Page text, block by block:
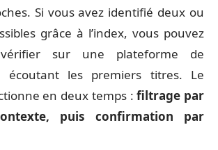
Si vous avez identifié deux ou
grâce à l’index, vous pouvez
sur une plateforme de
écoutant les premiers titres. Le
en deux temps :filtrage par
puis confirmation par